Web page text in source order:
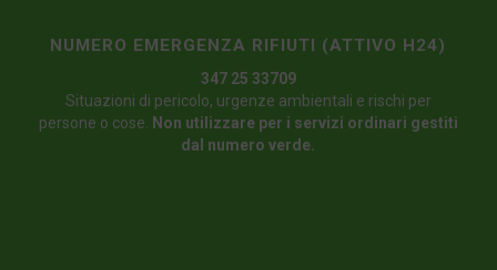
NUMERO EMERGENZA RIFIUTI (ATTIVO H24)
347 25 33709
Situazioni di pericolo, urgenze ambientali e rischi per
persone o cose.
Non utilizzare per i servizi ordinari gestiti
dal numero verde.